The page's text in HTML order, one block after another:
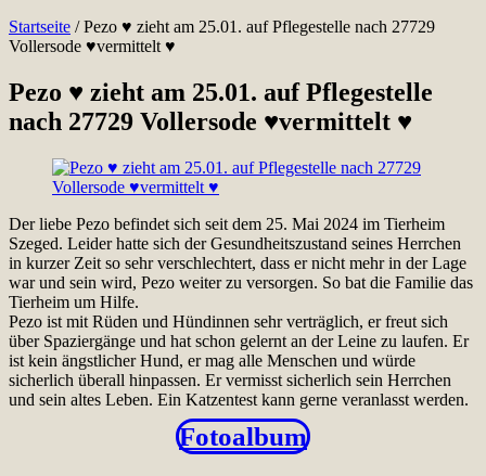
Startseite /Pezo ♥ zieht am 25.01. auf Pflegestelle nach 27729
Vollersode ♥vermittelt ♥
Pezo ♥ zieht am 25.01. auf Pflegestelle
nach 27729 Vollersode ♥vermittelt ♥
Der liebe Pezo befindet sich seit dem 25. Mai 2024 im Tierheim
Szeged. Leider hatte sich der Gesundheitszustand seines Herrchen
in kurzer Zeit so sehr verschlechtert, dass er nicht mehr in der Lage
war und sein wird, Pezo weiter zu versorgen. So bat die Familie das
Tierheim um Hilfe.
Pezo ist mit Rüden und Hündinnen sehr verträglich, er freut sich
über Spaziergänge und hat schon gelernt an der Leine zu laufen. Er
ist kein ängstlicher Hund, er mag alle Menschen und würde
sicherlich überall hinpassen. Er vermisst sicherlich sein Herrchen
und sein altes Leben. Ein Katzentest kann gerne veranlasst werden.
Fotoalbum